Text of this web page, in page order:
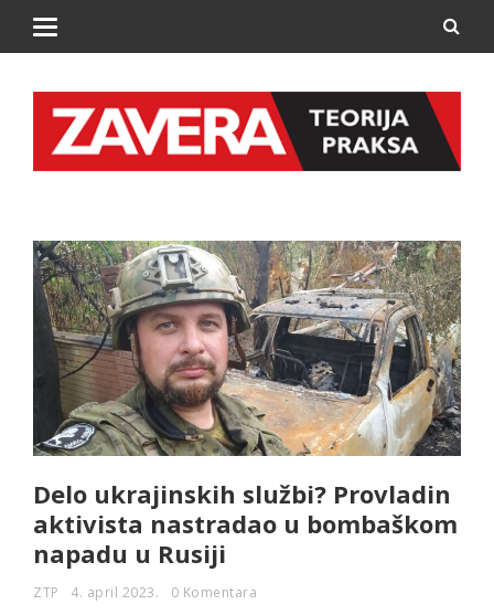
Delo ukrajinskih službi? Provladin
aktivista nastradao u bombaškom
napadu u Rusiji
ZTP 4. april 2023. 0 Komentara